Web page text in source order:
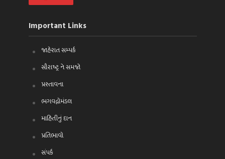
Important Links
જાહેરાત સમ્પર્ક
સૌરાષ્ટ્ર ને સમજો
પ્રસ્તાવના
ભગવદ્ગોમંડલ
માહિતીનું દાન
પ્રતિભાવો
સંપર્ક